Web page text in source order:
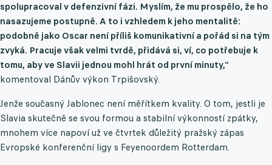
spolupracoval v defenzivní fázi. Myslím, že mu prospělo, že ho
nasazujeme postupně. A to i vzhledem k jeho mentalitě:
podobně jako Oscar není příliš komunikativní a pořád si na tým
zvyká. Pracuje však velmi tvrdě, přidává si, ví, co potřebuje k
tomu, aby ve Slavii jednou mohl hrát od první minuty,“
komentoval Dánův výkon Trpišovský.
Jenže současný Jablonec není měřítkem kvality. O tom, jestli je
Slavia skutečně se svou formou a stabilní výkonností zpátky,
mnohem více napoví už ve čtvrtek důležitý pražský zápas
Evropské konferenční ligy s Feyenoordem Rotterdam.